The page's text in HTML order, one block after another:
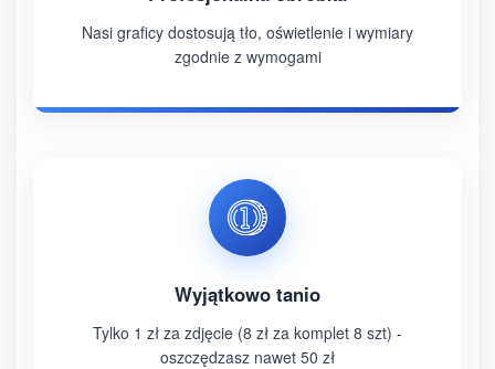
Nasi graficy dostosują tło, oświetlenie i wymiary
zgodnie z wymogami
Wyjątkowo tanio
Tylko 1 zł za zdjęcie (8 zł za komplet 8 szt) -
oszczędzasz nawet 50 zł